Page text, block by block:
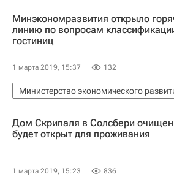
Дольщики
Минэкономразвития открыло
линию по вопросам
гостиниц
1 марта 2019, 15:37 132
Новости - Недвижимость
Дом Скрипаля в Солсбери
будет открыт для проживания
1 марта 2019, 15:23 836